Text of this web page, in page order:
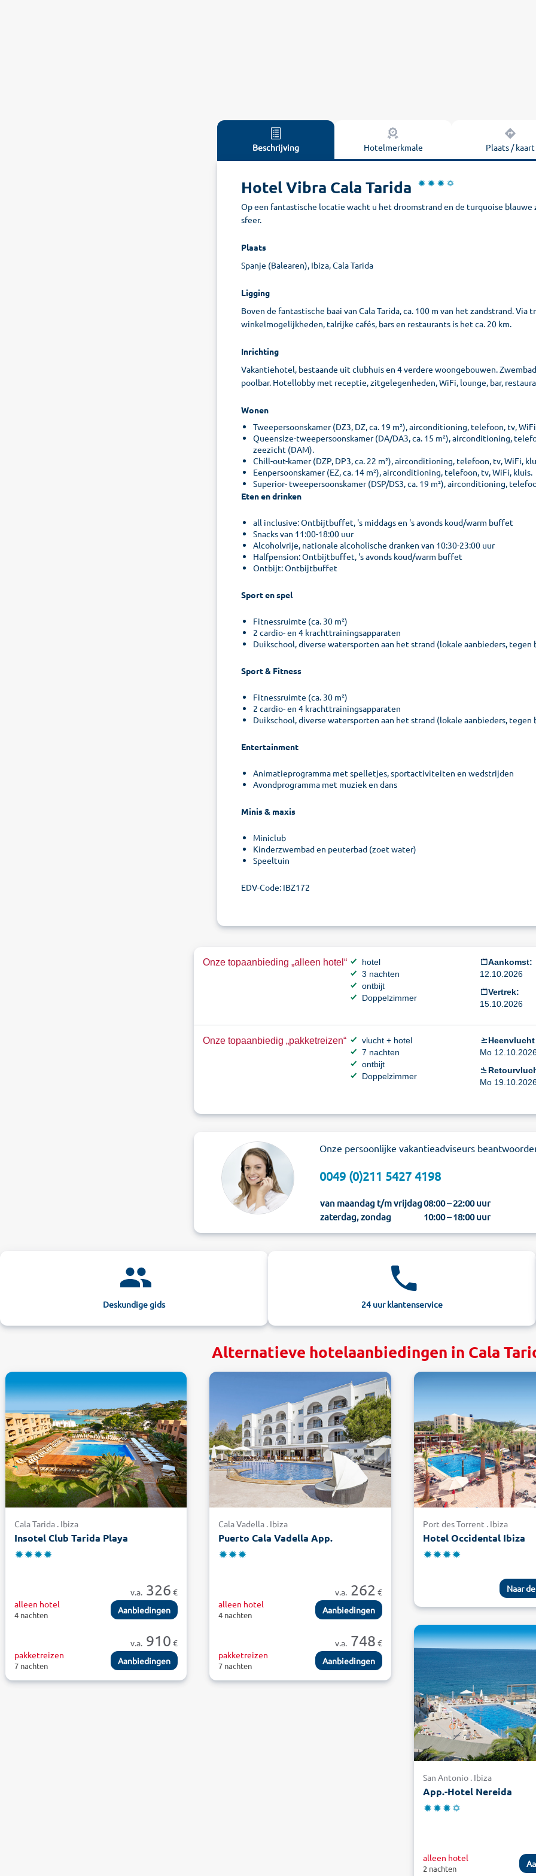
Beschrijving Hotelmerkmale Plaats / kaart
Hotel Vibra Cala Tarida
Op een fantastische locatie wacht u het droomstrand en de turquoise
sfeer.
Plaats
Spanje (Balearen), Ibiza, Cala Tarida
Ligging
Boven de fantastische baai van Cala Tarida, ca. 100 m van het zandstrand. Via
winkelmogelijkheden, talrijke cafés, bars en restaurants is het ca. 20 km.
Inrichting
Vakantiehotel, bestaande uit clubhuis en 4 verdere woongebouwen.
poolbar. Hotellobby met receptie, zitgelegenheden, WiFi, lounge, bar,
Wonen
Tweepersoonskamer (DZ3, DZ, ca. 19 m²), airconditioning, telefoon, tv,
Queensize-tweepersoonskamer (DA/DA3, ca. 15 m²), airconditioning,
zeezicht (DAM).
Chill-out-kamer (DZP, DP3, ca. 22 m²), airconditioning, telefoon, tv, WiFi,
Eenpersoonskamer (EZ, ca. 14 m²), airconditioning, telefoon, tv, WiFi, kluis.
Superior- tweepersoonskamer (DSP/DS3, ca. 19 m²), airconditioning,
Eten en drinken
all inclusive: Ontbijtbuffet, 's middags en 's avonds koud/warm buffet
Snacks van 11:00-18:00 uur
Alcoholvrije, nationale alcoholische dranken van 10:30-23:00 uur
Halfpension: Ontbijtbuffet, 's avonds koud/warm buffet
Ontbijt: Ontbijtbuffet
Sport en spel
Fitnessruimte (ca. 30 m²)
2 cardio- en 4 krachttrainingsapparaten
Duikschool, diverse watersporten aan het strand (lokale aanbieders, tegen
Sport & Fitness
Fitnessruimte (ca. 30 m²)
2 cardio- en 4 krachttrainingsapparaten
Duikschool, diverse watersporten aan het strand (lokale aanbieders, tegen
Entertainment
Animatieprogramma met spelletjes, sportactiviteiten en wedstrijden
Avondprogramma met muziek en dans
Minis & maxis
Miniclub
Kinderzwembad en peuterbad (zoet water)
Speeltuin
EDV-Code: IBZ172
Onze topaanbieding „alleen hotel“
hotel
3 nachten
ontbijt
Doppelzimmer
Aankomst:
12.10.2026
Vertrek:
15.10.2026
Onze topaanbiedig „pakketreizen“
vlucht + hotel
7 nachten
ontbijt
Doppelzimmer
Mo
Mo
Onze persoonlijke vakantieadviseurs
0049 (0)211 5427 4198
van maandag t/m vrijdag08:00 – 22:00 uur
zaterdag, zondag
10:00 – 18:00 uur
Deskundige gids 24 uur klantenservice
Alternatieve hotelaanbiedingen in Cala
Cala Tarida . Ibiza
Insotel Club Tarida Playa
v.a. 326 €
alleen hotel
4 nachten Aanbiedingen
v.a. 910 €
pakketreizen
7 nachten Aanbiedingen
Cala Vadella . Ibiza
Puerto Cala Vadella App.
v.a.262 €
alleen hotel
4 nachten Aanbiedingen
v.a.748 €
pakketreizen
7 nachten Aanbiedingen
Port des Torrent . Ibiza
Hotel Occidental Ibiza
Naar
San Antonio . Ibiza
App.-Hotel Nereida
alleen hotel
2 nachten